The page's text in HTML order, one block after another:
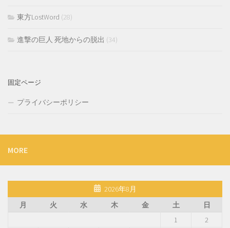
東方LostWord (28)
進撃の巨人 死地からの脱出 (34)
固定ページ
プライバシーポリシー
MORE
2026年8月
月
火 水 木 金 土 日
1
2